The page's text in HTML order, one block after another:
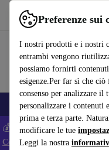
Preferenze sui
I nostri prodotti e i nostri
entrambi vengono
possiamo fornirti
esigenze.Per far sì che
consenso per analizzare il
personalizzare i contenuti
prima e terza parte.
modificare le tue
Leggi la nostra
Usa refurbed in modo
🎒 Back to school
💰 Extra -5% su tutti gli
Condizioni